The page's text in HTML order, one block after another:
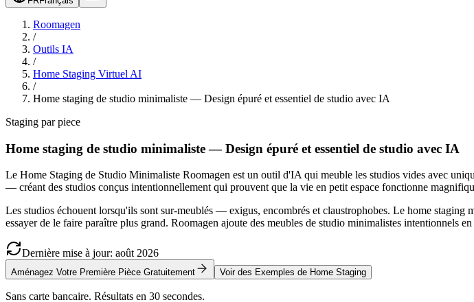
Roomagen
/
Outils IA
/
Home Staging Virtuel AI
/
Home staging de studio minimaliste — Design épuré et essentiel de studio avec IA
Staging par piece
Home staging de studio minimaliste — Design épuré et essentiel de studio avec IA
Le Home Staging de Studio Minimaliste Roomagen est un outil d'IA qui meuble les studios vides avec
— créant des studios conçus intentionnellement qui prouvent que la vie en petit espace fonctionne
Les studios échouent lorsqu'ils sont sur-meublés — exigus, encombrés et claustrophobes. Le home
essayer de le faire paraître plus grand. Roomagen ajoute des meubles de studio minimalistes intentionnels
Dernière mise à jour: août 2026
Aménagez Votre Première Pièce Gratuitement Voir des Exemples de Home Staging
Sans carte bancaire. Résultats en 30 secondes.